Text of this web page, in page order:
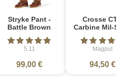
Stryke Pant -
Battle Brown
5.11
99,00 €
Crosse CTR
Carbine Mil-
Magpul
94,50 €